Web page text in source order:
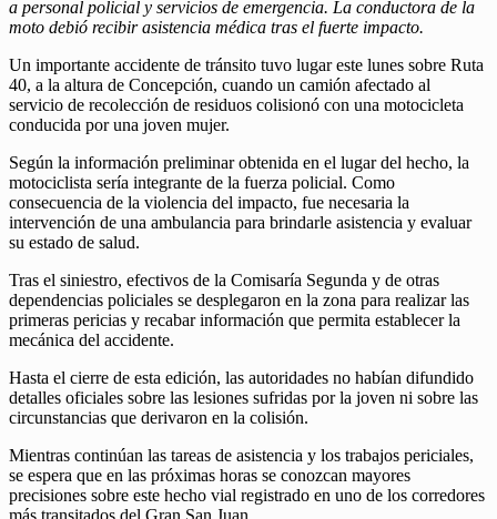
a personal policial y servicios de emergencia. La conductora de la
moto debió recibir asistencia médica tras el fuerte impacto.
Un importante accidente de tránsito tuvo lugar este lunes sobre Ruta
40, a la altura de Concepción, cuando un camión afectado al
servicio de recolección de residuos colisionó con una motocicleta
conducida por una joven mujer.
Según la información preliminar obtenida en el lugar del hecho, la
motociclista sería integrante de la fuerza policial. Como
consecuencia de la violencia del impacto, fue necesaria la
intervención de una ambulancia para brindarle asistencia y evaluar
su estado de salud.
Tras el siniestro, efectivos de la Comisaría Segunda y de otras
dependencias policiales se desplegaron en la zona para realizar las
primeras pericias y recabar información que permita establecer la
mecánica del accidente.
Hasta el cierre de esta edición, las autoridades no habían difundido
detalles oficiales sobre las lesiones sufridas por la joven ni sobre las
circunstancias que derivaron en la colisión.
Mientras continúan las tareas de asistencia y los trabajos periciales,
se espera que en las próximas horas se conozcan mayores
precisiones sobre este hecho vial registrado en uno de los corredores